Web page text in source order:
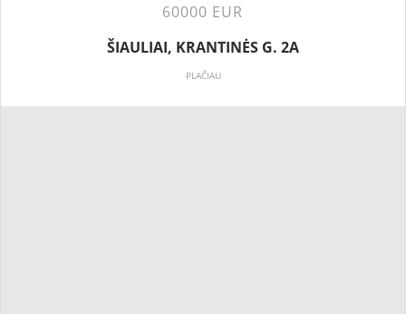
60000 EUR
ŠIAULIAI, KRANTINĖS G. 2A
PLAČIAU